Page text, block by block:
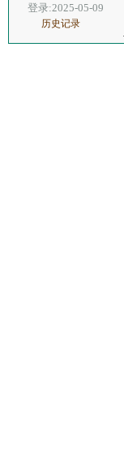
登录:2025-05-09
历史记录